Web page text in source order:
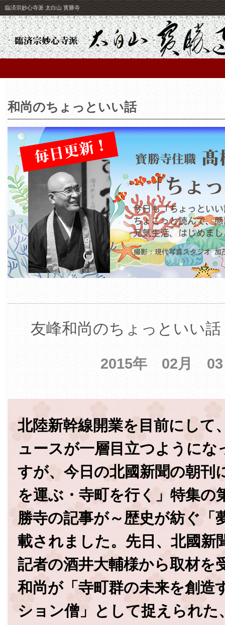
臨済宗妙心寺派 太白山 寳勝寺
和尚のちょっといい話
友峰和尚のちょっといい
2015年 02月
北陸新幹線開業を目前にして
ュースが一層目立つようにな
すが、今日の北國新聞の朝刊
を運ぶ・寺町を行く」特集の
勝寺の記事が～歴史が紡ぐ「
載されました。先日、北國新
記者の酒井大輔様から取材を
和尚が「寺町群の未来を創造
ション僧」として捉えられた